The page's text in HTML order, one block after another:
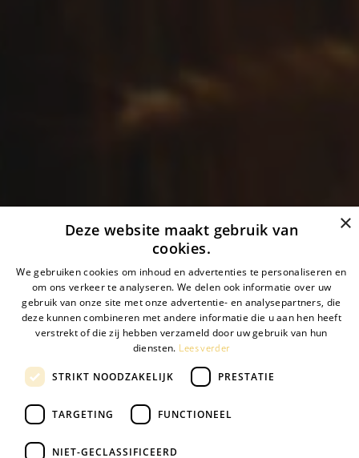
×
Deze website maakt gebruik van
cookies.
We gebruiken cookies om inhoud en advertenties te personaliseren en
om ons verkeer te analyseren. We delen ook informatie over uw
gebruik van onze site met onze advertentie- en analysepartners, die
deze kunnen combineren met andere informatie die u aan hen heeft
verstrekt of die zij hebben verzameld door uw gebruik van hun
diensten. Lees verder
STRIKT NOODZAKELIJK PRESTATIE
TARGETING FUNCTIONEEL
NIET-GECLASSIFICEERD